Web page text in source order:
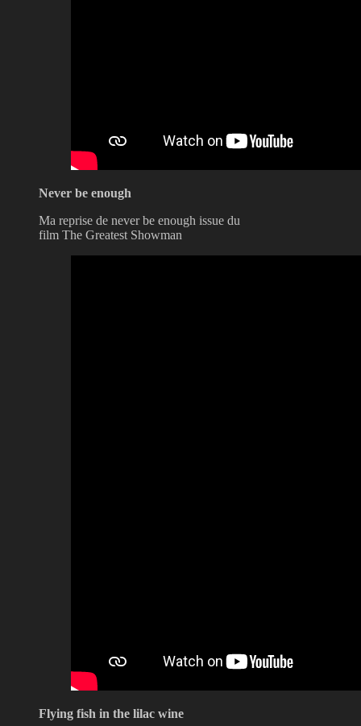
Never be enough
Ma reprise de never be enough issue du
film The Greatest Showman
Flying fish in the lilac wine